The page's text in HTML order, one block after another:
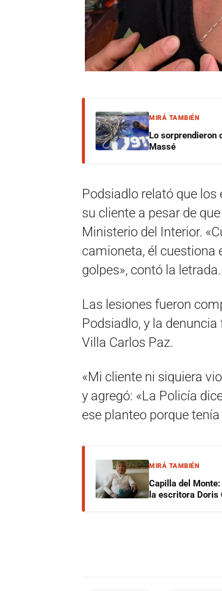
MIRÁ TAMBIÉN
Lo sorprendieron
Massé
Podsiadlo relató que
su cliente a pesar de
Ministerio del Interior.
camioneta, él cuestiona
golpes», contó la letrada.
Las lesiones fueron
Podsiadlo, y la
Villa Carlos Paz.
«Mi cliente ni siquiera
y agregó: «La Policía
ese planteo porque
MIRÁ TAMBIÉN
Capilla del
la escritora Doris